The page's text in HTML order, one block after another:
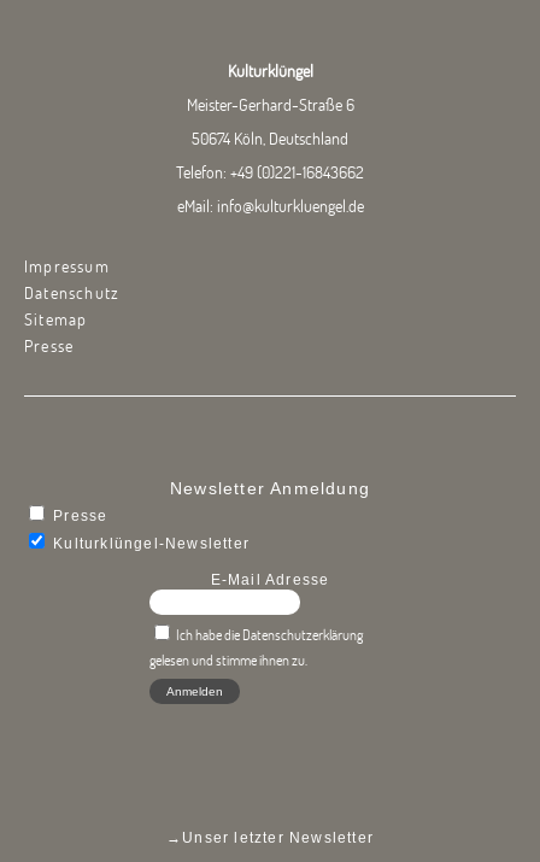
Kulturklüngel
Meister-Gerhard-Straße 6
50674 Köln, Deutschland
Telefon: +49 (0)221-16843662
eMail: info@kulturkluengel.de
Impressum
Datenschutz
Sitemap
Presse
Newsletter Anmeldung
Presse
Kulturklüngel-Newsletter
E-Mail Adresse
Ich habe die Datenschutzerklärung
gelesen und stimme ihnen zu.
→ Unser letzter Newsletter